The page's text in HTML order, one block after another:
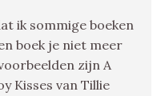
ik sommige boeken
boek je niet meer
zijn A
Kisses van Tillie